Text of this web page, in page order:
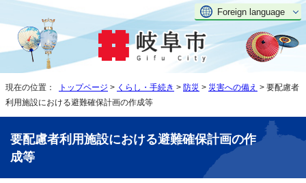
Foreign language
現在の位置： トップページ > くらし・手続き > 防災 > 災害への備え > 要配慮者
利用施設における避難確保計画の作成等
要配慮者利用施設における避難確保計画の作
成等